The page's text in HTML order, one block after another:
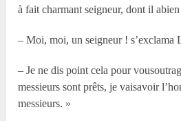
à fait charmant seigneur, dont il abien
– Moi, moi, un seigneur ! s’exclama
– Je ne dis point cela pour
messieurs sont prêts, je vaisavoir
messieurs. »